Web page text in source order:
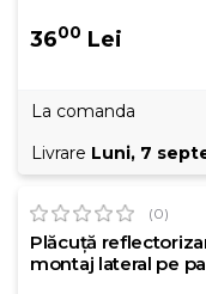
3600 Lei
La comanda
Livrare Luni, 7
(0)
Plăcuță
montaj lateral pe